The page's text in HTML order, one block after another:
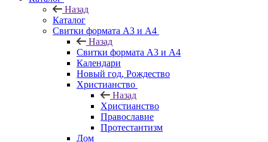
Назад
Каталог
Свитки формата А3 и А4
Назад
Свитки формата А3 и А4
Календари
Новый год, Рождество
Христианство
Назад
Христианство
Православие
Протестантизм
Дом